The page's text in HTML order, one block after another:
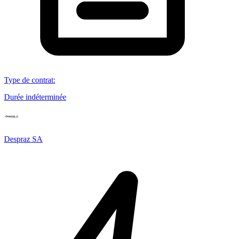
Type de contrat:
Durée indéterminée
Despraz SA